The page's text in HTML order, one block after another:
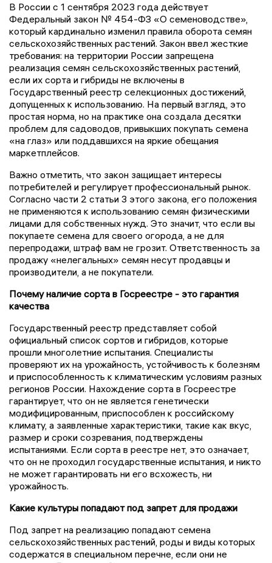
В России с 1 сентября 2023 года действует
Федеральный закон № 454-ФЗ «О семеноводстве»,
который кардинально изменил правила оборота семян
сельскохозяйственных растений. Закон ввел жесткие
требования: на территории России запрещена
реализация семян сельскохозяйственных растений,
если их сорта и гибриды не включены в
Государственный реестр селекционных достижений,
допущенных к использованию. На первый взгляд, это
простая норма, но на практике она создала десятки
проблем для садоводов, привыкших покупать семена
«на глаз» или поддавшихся на яркие обещания
маркетплейсов.
Важно отметить, что закон защищает интересы
потребителей и регулирует профессиональный рынок.
Согласно части 2 статьи 3 этого закона, его положения
не применяются к использованию семян физическими
лицами для собственных нужд. Это значит, что если вы
покупаете семена для своего огорода, а не для
перепродажи, штраф вам не грозит. Ответственность за
продажу «нелегальных» семян несут продавцы и
производители, а не покупатели.
Почему наличие сорта в Госреестре - это гарантия
качества
Государственный реестр представляет собой
официальный список сортов и гибридов, которые
прошли многолетние испытания. Специалисты
проверяют их на урожайность, устойчивость к болезням
и приспособленность к климатическим условиям разных
регионов России. Нахождение сорта в Госреестре
гарантирует, что он не является генетически
модифицированным, приспособлен к российскому
климату, а заявленные характеристики, такие как вкус,
размер и сроки созревания, подтверждены
испытаниями. Если сорта в реестре нет, это означает,
что он не проходил государственные испытания, и никто
не может гарантировать ни его всхожесть, ни
урожайность.
Какие культуры попадают под запрет для продажи
Под запрет на реализацию попадают семена
сельскохозяйственных растений, роды и виды которых
содержатся в специальном перечне, если они не